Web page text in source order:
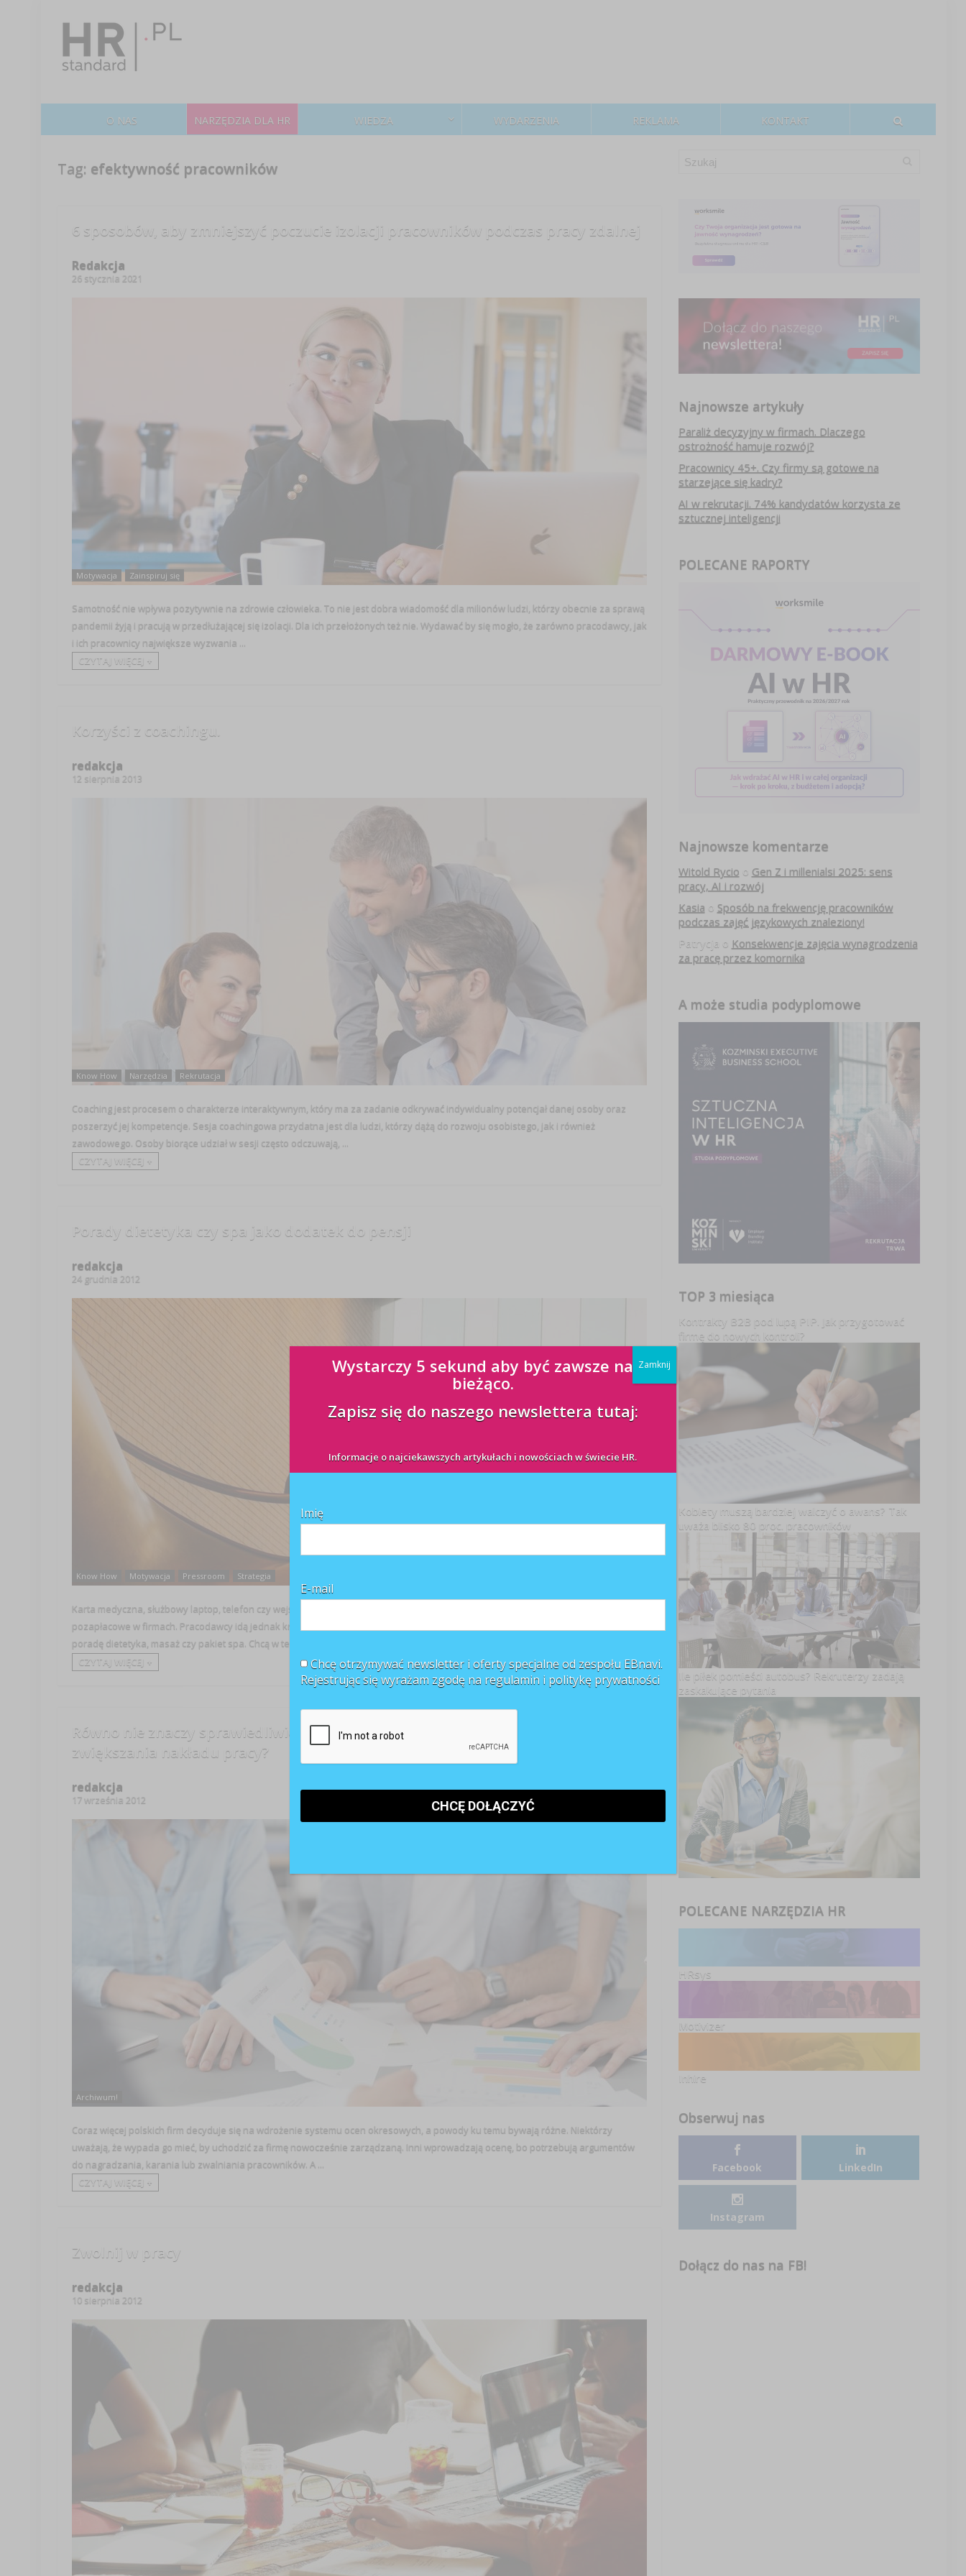
O NAS NARZĘDZIA DLA HR WIEDZA WYDARZENIA REKLAMA KONTAKT
Tag: efektywność pracowników
6 sposobów, aby zmniejszyć poczucie izolacji pracowników podczas pracy zdalnej
Redakcja
26 stycznia 2021
Motywacja Zainspiruj się
Samotność nie wpływa pozytywnie na zdrowie człowieka. To nie jest dobra wiadomość dla milionów ludzi, którzy obecnie za sprawą
pandemii żyją i pracują w przedłużającej się izolacji. Dla ich przełożonych też nie. Wydawać by się mogło, że zarówno pracodawcy, jak
i ich pracownicy największe wyzwania ...
CZYTAJ WIĘCEJ +
Korzyści z coachingu.
redakcja
12 sierpnia 2013
Know How Narzędzia Rekrutacja
Coaching jest procesem o charakterze interaktywnym, który ma za zadanie odkrywać indywidualny potencjał danej osoby oraz
poszerzyć jej kompetencje. Sesja coachingowa przydatna jest dla ludzi, którzy dążą do rozwoju osobistego, jak i również
zawodowego. Osoby biorące udział w sesji często odczuwają, ...
CZYTAJ WIĘCEJ +
Porady dietetyka czy spa jako dodatek do pensji
redakcja
24 grudnia 2012
Know How Motywacja Pressroom Strategia
Karta medyczna, służbowy laptop, telefon czy wejściówka na fitness – to najbardziej pożądane przez pracowników świadczenia
pozapłacowe w firmach. Pracodawcy idą jednak krok dalej i potrafią swoim pracownikom zaoferować jako dodatek do pensji
poradę dietetyka, masaż czy pakiet spa. Chcą w ten sposób ...
CZYTAJ WIĘCEJ +
Równo nie znaczy sprawiedliwie, czyli jak różnicować ocenę okresową bez
zwiększania nakładu pracy?
redakcja
17 września 2012
Archiwum!
Coraz więcej polskich firm decyduje się na wdrożenie systemu ocen okresowych, a powody ku temu bywają różne. Niektórzy
uważają, że wypada go mieć, by uchodzić za firmę nowocześnie zarządzaną. Inni wprowadzają ocenę, bo potrzebują argumentów
do nagradzania, karania lub zwalniania pracowników. A ...
CZYTAJ WIĘCEJ +
Zwolnij w pracy
redakcja
10 sierpnia 2012
Najnowsze artykuły
Paraliż decyzyjny w firmach. Dlaczego
ostrożność hamuje rozwój?
Pracownicy 45+. Czy firmy są gotowe na
starzejące się kadry?
AI w rekrutacji. 74% kandydatów korzysta ze
sztucznej inteligencji
POLECANE RAPORTY
Najnowsze komentarze
Witold Rycio o Gen Z i millenialsi 2025: sens
pracy, AI i rozwój
Kasia o Sposób na frekwencję pracowników
podczas zajęć językowych znaleziony!
Patrycja o Konsekwencje zajęcia wynagrodzenia
za pracę przez komornika
A może studia podyplomowe
TOP 3 miesiąca
Kontrakty B2B pod lupą PIP. Jak przygotować
firmę do nowych kontroli?
Kobiety muszą bardziej walczyć o awans? Tak
uważa blisko 80 proc. pracowników
Ile piłek pomieści autobus? Rekruterzy zadają
zaskakujące pytania
POLECANE NARZĘDZIA HR
HRsys
Motivizer
Inhire
Obserwuj nas
Facebook LinkedIn
Instagram
Dołącz do nas na FB!
Wystarczy 5 sekund aby być zawsze na
bieżąco.
Zapisz się do naszego newslettera tutaj:
Informacje o najciekawszych artykułach i nowościach w świecie HR.
Imię
E-mail
Chcę otrzymywać newsletter i oferty specjalne od zespołu EBnavi.
Rejestrując się wyrażam zgodę na regulamin i politykę prywatności
Zamknij